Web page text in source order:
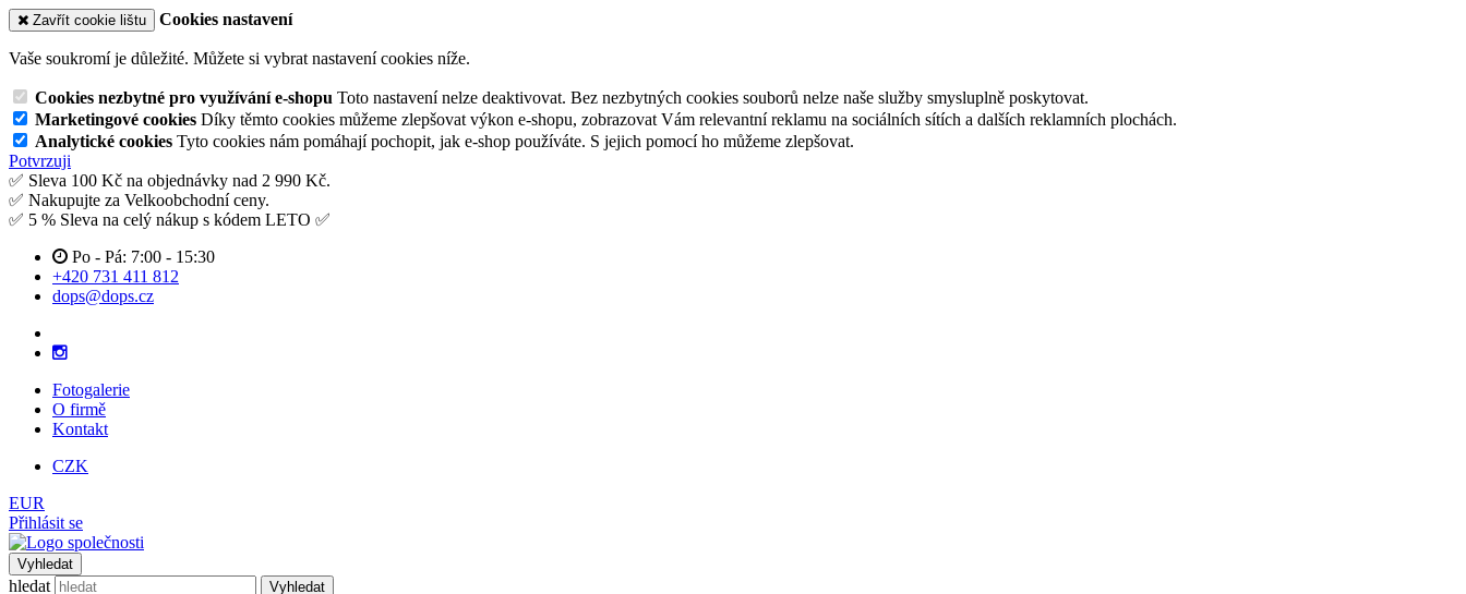
Zavřít cookie lištu Cookies nastavení
Vaše soukromí je důležité. Můžete si vybrat nastavení cookies níže.
Cookies nezbytné pro využívání e-shopu Toto nastavení nelze deaktivovat. Bez nezbytných cookies souborů nelze naše služby smysluplně poskytovat.
Marketingové cookies Díky těmto cookies můžeme zlepšovat výkon e-shopu, zobrazovat Vám relevantní reklamu na sociálních sítích a dalších reklamních plochách.
Analytické cookies Tyto cookies nám pomáhají pochopit, jak e-shop používáte. S jejich pomocí ho můžeme zlepšovat.
Potvrzuji
✅ Sleva 100 Kč na objednávky nad 2 990 Kč.
✅ Nakupujte za Velkoobchodní ceny.
✅ 5 % Sleva na celý nákup s kódem LETO ✅
Po - Pá: 7:00 - 15:30
+420 731 411 812
dops@dops.cz
Fotogalerie
O firmě
Kontakt
CZK
EUR
Přihlásit se
Vyhledat
hledat Vyhledat